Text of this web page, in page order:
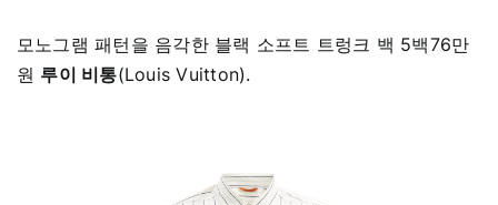
모노그램 패턴을 음각한 블랙 소프트 트렁크 백 5백76만
원 루이 비통(Louis Vuitton).